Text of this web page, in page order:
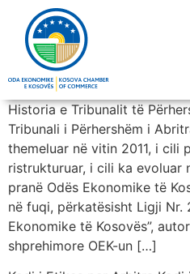
Historia e Tribunalit të
Tribunali i Përhershëm i
themeluar në vitin 2011, i cili
ristrukturuar, i cili ka evoluar
pranë Odës Ekonomike të
në fuqi, përkatësisht Ligji Nr.
Ekonomike të Kosovës”,
shprehimore OEK-un […]